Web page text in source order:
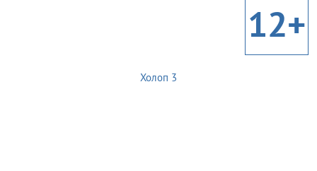
12+
Холоп 3